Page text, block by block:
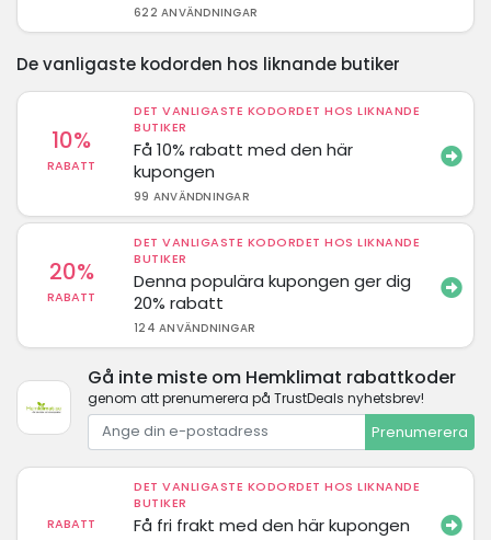
622 ANVÄNDNINGAR
De vanligaste kodorden hos liknande butiker
10%
RABATT
DET VANLIGASTE KODORDET HOS LIKNANDE
BUTIKER
Få 10% rabatt med den här
kupongen
99 ANVÄNDNINGAR
20%
RABATT
DET VANLIGASTE KODORDET HOS LIKNANDE
BUTIKER
Denna populära kupongen ger dig
20% rabatt
124 ANVÄNDNINGAR
Gå inte miste om Hemklimat rabattkoder
genom att prenumerera på TrustDeals nyhetsbrev!
Prenumerera
RABATT
DET VANLIGASTE KODORDET HOS LIKNANDE
BUTIKER
Få fri frakt med den här kupongen